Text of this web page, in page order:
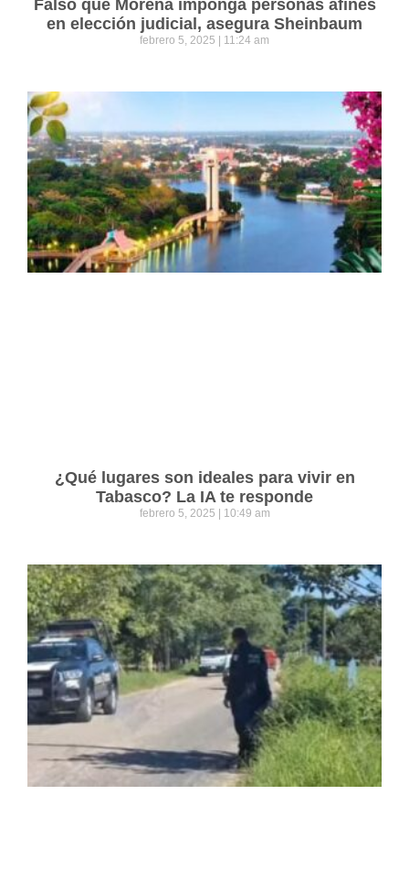
Falso que Morena imponga personas afines
en elección judicial, asegura Sheinbaum
febrero 5, 2025 11:24 am
¿Qué lugares son ideales para vivir en
Tabasco? La IA te responde
febrero 5, 2025 10:49 am